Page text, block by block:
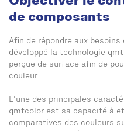
de composants
Afin de répondre aux
développé la technologie
perçue de surface afin de
couleur.
L'une des principales
qmtcolor est sa capacité à
comparatives des couleurs